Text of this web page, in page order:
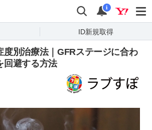
検索 通知
i
ID新規取得
度別治療法｜GFRステージに合わ
回避する方法